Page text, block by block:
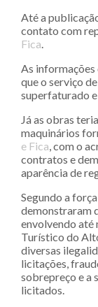
Até a
contato com
Fica.
As
que o serviço
superfaturado
Já as obras
maquinários
e Fica, com o
contratos e
aparência de
Segundo a
demonstraram
envolvendo até
Turístico do
diversas
licitações,
sobrepreço e a
licitados.